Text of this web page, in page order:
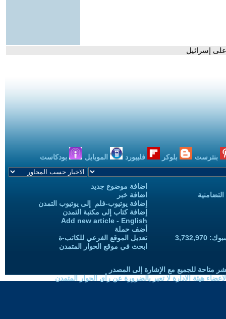
إسرائيل
بنترست بلوكر فليبورد الموبايل بودكاست
اضافة موضوع جديد
اضافة خبر
إضافة يوتيوب-فلم إلى يوتيوب التمدن
إضافة كتاب إلى مكتبة التمدن
Add new article - English
أضف حملة
تعديل الموقع الفرعي للكاتب-ة
ابحث في موقع الحوار المتمدن
متاحة للجميع مع الإشارة إلى المصدر
هيئة الادارة لا تعبر بالضرورة عن رأي الحوار المتمدن